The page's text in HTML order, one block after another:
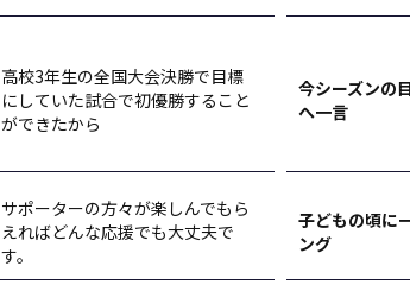
高校3年生の全国大会決勝で目標
にしていた試合で初優勝すること
ができたから
今シーズンの
へ一言
サポーターの方々が楽しんでもら
えればどんな応援でも大丈夫で
す。
子どもの頃に
ング